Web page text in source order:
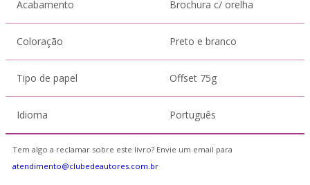
Acabamento Brochura c/ orelha
Coloração Preto e branco
Tipo de papel Offset 75g
Idioma Português
Tem algo a reclamar sobre este livro? Envie um email para
atendimento@clubedeautores.com.br